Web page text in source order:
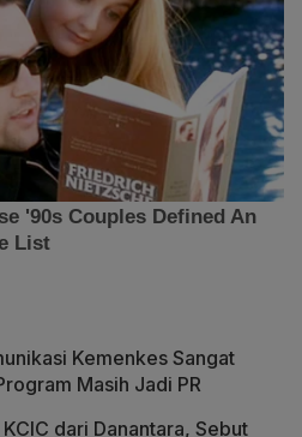
Kemenkes Sangat
Masih Jadi PR
dari Danantara, Sebut